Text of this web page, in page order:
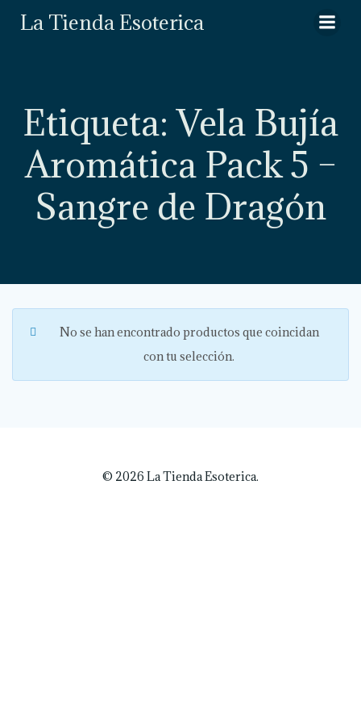
al
La Tienda Esoterica
Etiqueta: Vela Bujía
Aromática Pack 5 –
Sangre de Dragón
No se han encontrado productos que coincidan
con tu selección.
© 2026 La Tienda Esoterica.